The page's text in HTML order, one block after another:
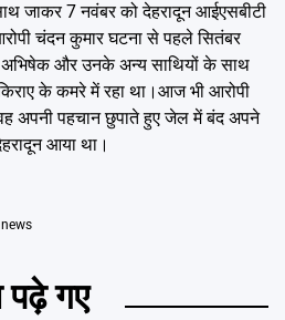
जाकर 7 नवंबर को देहरादून आईएसबीटी
चंदन कुमार घटना से पहले सितंबर
अभिषेक और उनके अन्य साथियों के साथ
के कमरे में रहा था।आज भी आरोपी
अपनी पहचान छुपाते हुए जेल में बंद अपने
आया था।
पढ़े गए